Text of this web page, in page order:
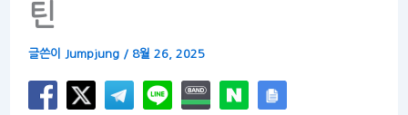
틴
글쓴이 Jumpjung / 8월 26, 2025